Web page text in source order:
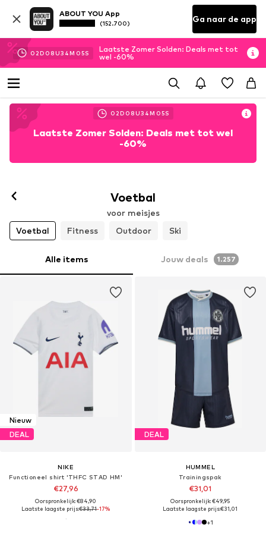
ABOUT YOU App
(152.700) Ga naar de app
02D 08U34M 04S
Laatste Zomer Solden: Deals met tot
wel -60%
02D 08U34M 04S
Laatste Zomer Solden: Deals met tot wel
-60%
Voetbal
voor meisjes
Voetbal
Fitness Outdoor Ski
Alle items Jouw deals 1.257
Nieuw
DEAL
NIKE
Functioneel shirt 'THFC STAD HM'
€27,96
Oorspronkelijk: €84,90
Laatste laagste prijs:€33,71-17%
DEAL
HUMMEL
Trainingspak
€31,01
Oorspronkelijk: €49,95
Laatste laagste prijs:€31,01
+1